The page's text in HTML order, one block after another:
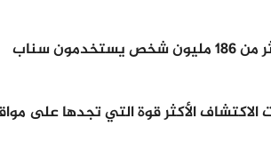
فليس من المستحيل استهداف بعض المستخدمين من ضمن أكثر من 186 مليون شخص يستخدمون سناب
الأكثر قوة التي تجدها على